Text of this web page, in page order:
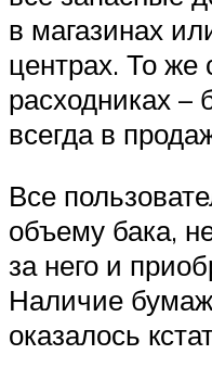
в магазинах
центрах. То же
расходниках
всегда в
Все
объему бака,
за него и
Наличие
оказалось